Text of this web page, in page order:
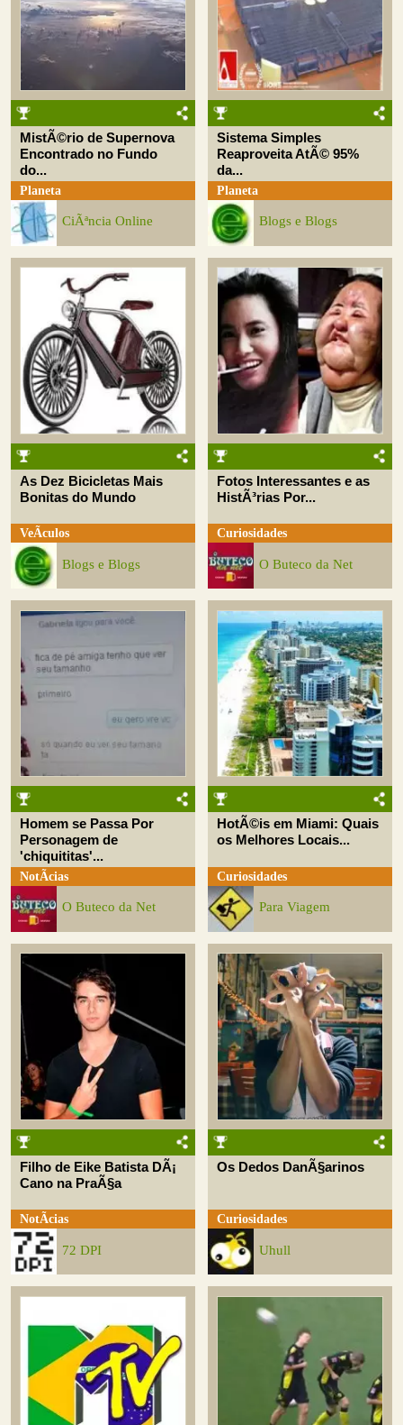
MistÃ©rio de Supernova
Encontrado no Fundo
do...
Planeta
CiÃªncia Online
Sistema Simples
Reaproveita AtÃ© 95%
da...
Planeta
Blogs e Blogs
As Dez Bicicletas Mais
Bonitas do Mundo
VeÃ­culos
Blogs e Blogs
Fotos Interessantes e as
HistÃ³rias Por...
Curiosidades
O Buteco da Net
Homem se Passa Por
Personagem de
'chiquititas'...
NotÃ­cias
O Buteco da Net
HotÃ©is em Miami: Quais
os Melhores Locais...
Curiosidades
Para Viagem
Filho de Eike Batista DÃ¡
Cano na PraÃ§a
NotÃ­cias
72 DPI
Os Dedos DanÃ§arinos
Curiosidades
Uhull